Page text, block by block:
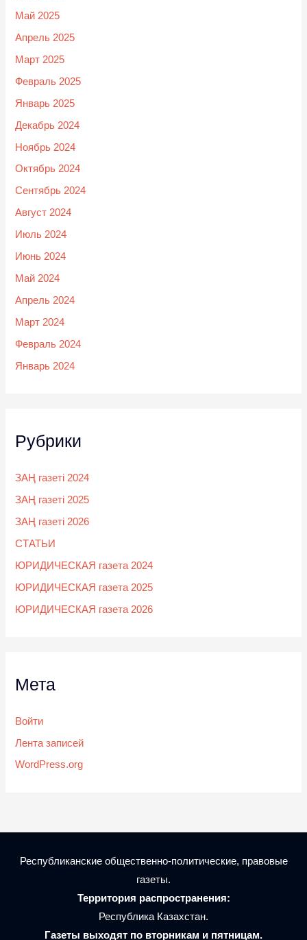
Май 2025
Апрель 2025
Март 2025
Февраль 2025
Январь 2025
Декабрь 2024
Ноябрь 2024
Октябрь 2024
Сентябрь 2024
Август 2024
Июль 2024
Июнь 2024
Май 2024
Апрель 2024
Март 2024
Февраль 2024
Январь 2024
Рубрики
ЗАҢ газеті 2024
ЗАҢ газеті 2025
ЗАҢ газеті 2026
СТАТЬИ
ЮРИДИЧЕСКАЯ газета 2024
ЮРИДИЧЕСКАЯ газета 2025
ЮРИДИЧЕСКАЯ газета 2026
Мета
Войти
Лента записей
WordPress.org
Республиканские общественно-политические, правовые
газеты.
Территория распространения:
Республика Казахстан.
Газеты выходят по вторникам и пятницам.